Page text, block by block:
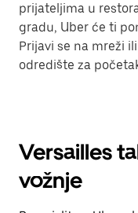
prijateljima u
gradu, Uber će ti
Prijavi se na mreži
odredište za
Versailles
vožnje